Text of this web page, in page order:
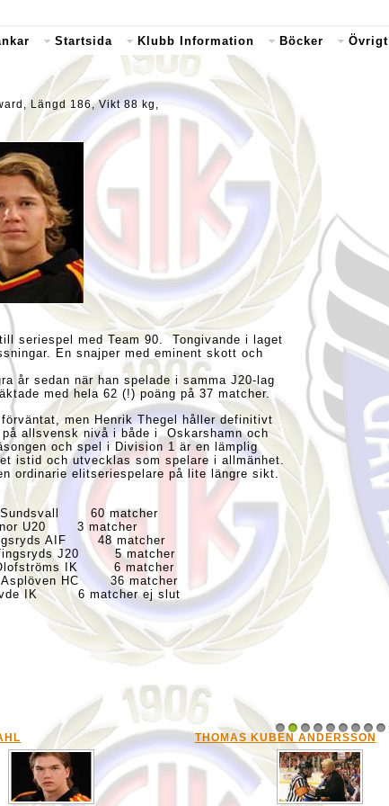
Startsida Klubb Information Böcker Övrigt
Längd 186, Vikt 88 kg,
seriespel med Team 90. Tongivande i laget
En snajper med eminent skott och
år sedan när han spelade i samma J20-lag
med hela 62 (!) poäng på 37 matcher.
men Henrik Thegel håller definitivt
på allsvensk nivå i både i Oskarshamn och
och spel i Division 1 är en lämplig
istid och utvecklas som spelare i allmänhet.
ordinarie elitseriespelare på lite längre sikt.
Sundsvall 60 matcher
U20 3 matcher
AIF 48 matcher
Tingsryds J20 5 matcher
Olofströms IK 6 matcher
Asplöven HC 36 matcher
IK 6 matcher ej slut
1 2 3 4 5 6 7 8 9
THOMAS KUBEN ANDERSSON